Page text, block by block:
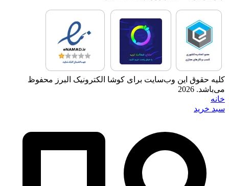
کلیه حقوق این وب‌سایت برای کوشا الکترونیک البرز محفوظ
می‌باشد. 2026
خانه
سبد خرید